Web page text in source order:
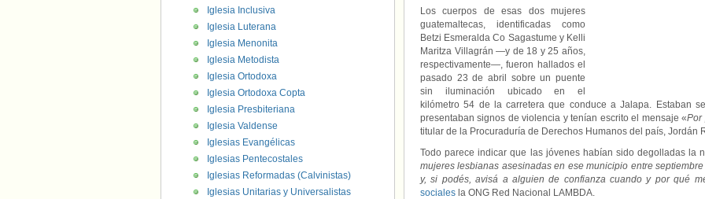
Los cuerpos de esas dos mujeres
guatemaltecas, identificadas como
Betzi Esmeralda Co Sagastume y Kelli
Maritza Villagrán —y de 18 y 25 años,
respectivamente—, fueron hallados el
pasado 23 de abril sobre un puente
sin iluminación ubicado en el
kilómetro 54 de la carretera que conduce a Jalapa. Estaban
presentaban signos de violencia y tenían escrito el mensaje «Por
titular de la Procuraduría de Derechos Humanos del país, Jordán
Todo parece indicar que las jóvenes habían sido degolladas la
mujeres lesbianas asesinadas en ese municipio entre
y, si podés, avisá a alguien de confianza cuando y por qué
sociales la ONG Red Nacional LAMBDA.
Iglesia Inclusiva
Iglesia Luterana
Iglesia Menonita
Iglesia Metodista
Iglesia Ortodoxa
Iglesia Ortodoxa Copta
Iglesia Presbiteriana
Iglesia Valdense
Iglesias Evangélicas
Iglesias Pentecostales
Iglesias Reformadas (Calvinistas)
Iglesias Unitarias y Universalistas